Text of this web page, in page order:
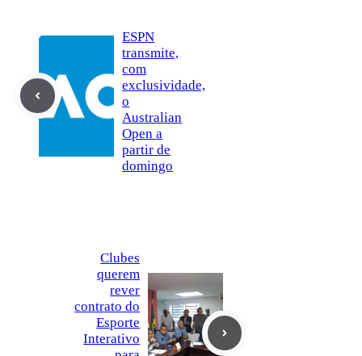
ESPN
transmite,
com
exclusividade,
o
Australian
Open a
partir de
domingo
Clubes
querem
rever
contrato do
Esporte
Interativo